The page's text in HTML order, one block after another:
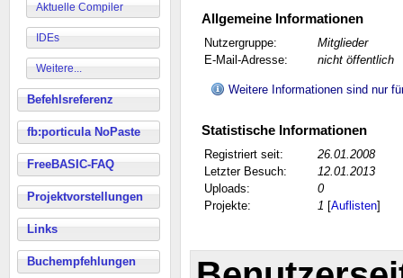
Aktuelle Compiler
IDEs
Weitere...
Befehlsreferenz
fb:porticula NoPaste
FreeBASIC-FAQ
Projektvorstellungen
Links
Buchempfehlungen
Allgemeine Informationen
Nutzergruppe:
Mitglieder
E-Mail-Adresse:
nicht öffentlich
Weitere Informationen sind nur
Statistische Informationen
Registriert seit:
26.01.2008
Letzter Besuch:
12.01.2013
Uploads:
0
Projekte:
1 [Auflisten]